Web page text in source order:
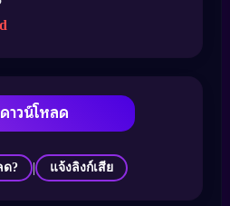
ดาวน์โหลด
ด? | แจ้งลิงก์เสีย